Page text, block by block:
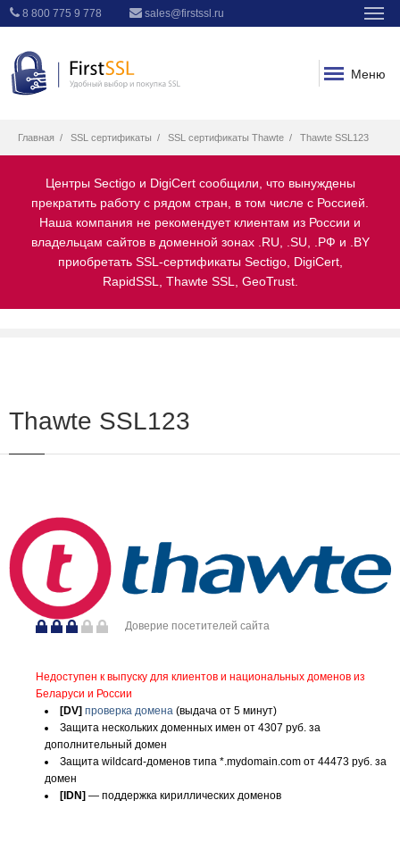
8 800 775 9 778 sales@firstssl.ru
Меню
Главная SSL сертификаты SSL сертификаты Thawte Thawte SSL123
Центры Sectigo и DigiCert сообщили, что вынуждены
прекратить работу с рядом стран, в том числе с Россией.
Наша компания не рекомендует клиентам из России и
владельцам сайтов в доменной зонах .RU, .SU, .РФ и .BY
приобретать SSL-сертификаты Sectigo, DigiCert,
RapidSSL, Thawte SSL, GeoTrust.
Thawte SSL123
Доверие посетителей сайта
Недоступен к выпуску для клиентов и национальных доменов из
Беларуси и России
[DV] проверка домена (выдача от 5 минут)
Защита нескольких доменных имен от 4307 руб. за
дополнительный домен
Защита wildcard-доменов типа *.mydomain.com от 44473 руб. за
домен
[IDN] — поддержка кириллических доменов